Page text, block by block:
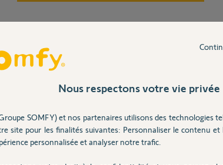
en se vissant en auto taraudage.
deux tronçons, les vis ne servent à rien
ans
Nous respectons votre vie privée
SOMFY) et nos partenaires utilisons des technologies
site pour les finalités suivantes: Personnaliser le contenu et
personnalisée et analyser notre trafic.